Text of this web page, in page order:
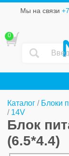
Мы на связи
0
Каталог / Блоки
/ 14V
Блок
(6.5*4.4)